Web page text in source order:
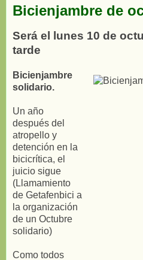
Bicienjambre de
Será el lunes 10 de
tarde
Bicienjambre
solidario.
Un año
después del
atropello y
detención en la
bicicrítica, el
juicio sigue
(Llamamiento
de Getafenbici a
la organización
de un Octubre
solidario)
Como todos